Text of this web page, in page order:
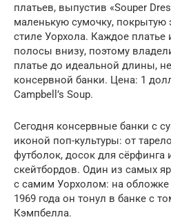
платьев, выпустив «Souper
маленькую сумочку, покрытую
стиле Уорхола. Каждое
полосы внизу, поэтому
платье до идеальной длины,
консервной банки. Цена: 1
Campbell’s Soup.
Сегодня консервные банки с
иконой поп-культуры: от
футболок, досок для сёрфинга
скейтбордов. Один из самых
с самим Уорхолом: на
1969 года он тонул в банке с
Кэмпбелла.